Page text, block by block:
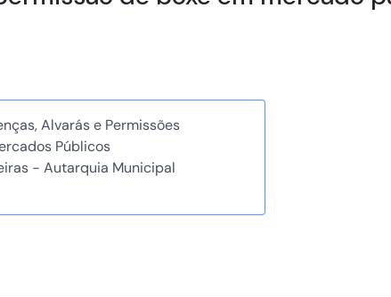
Alvarás e Permissões
Públicos
- Autarquia Municipal